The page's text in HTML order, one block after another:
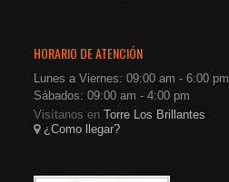
HORARIO DE ATENCIÓN
Lunes a Viernes: 09:00 am - 6:00 pm
Sábados: 09:00 am - 4:00 pm
Visítanos enTorre Los Brillantes
¿Como llegar?